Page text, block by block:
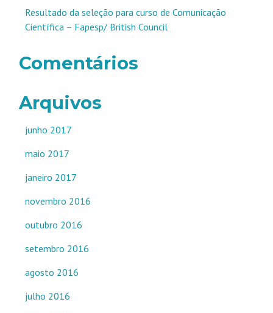
Resultado da seleção para curso de Comunicação
Científica – Fapesp/ British Council
Comentários
Arquivos
junho 2017
maio 2017
janeiro 2017
novembro 2016
outubro 2016
setembro 2016
agosto 2016
julho 2016